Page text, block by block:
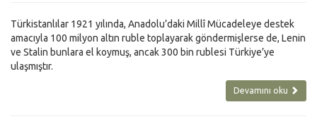
Türkistanlılar 1921 yılında, Anadolu’daki Millî Mücadeleye destek
amacıyla 100 milyon altın ruble toplayarak göndermişlerse de, Lenin
ve Stalin bunlara el koymuş, ancak 300 bin rublesi Türkiye’ye
ulaşmıştır.
Devamını oku